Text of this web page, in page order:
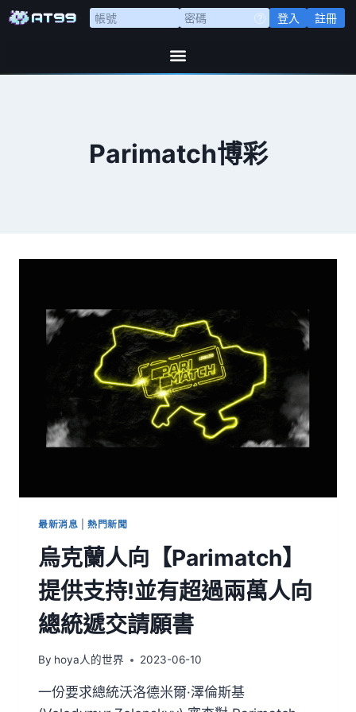
登入 註冊
Parimatch博彩
最新消息 |熱門新聞
烏克蘭人向【Parimatch】
提供支持!並有超過兩萬人向
總統遞交請願書
By hoya人的世界 2023-06-10
一份要求總統沃洛德米爾·澤倫斯基